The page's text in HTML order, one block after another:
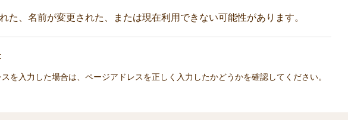
た、名前が変更された、または現在利用できない可能性があります。
を入力した場合は、ページアドレスを正しく入力したかどうかを確認してください。